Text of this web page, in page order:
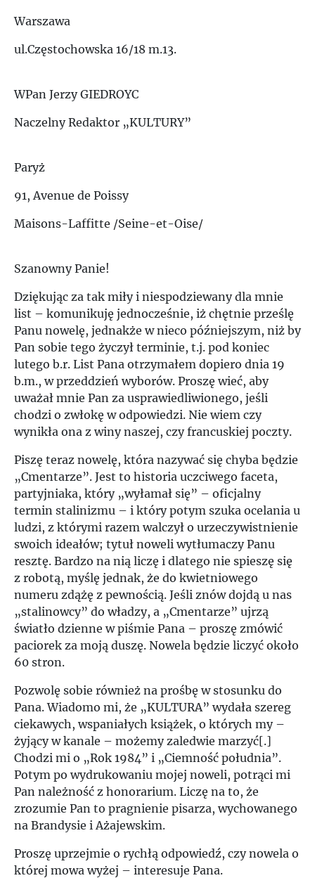
Warszawa
ul.Częstochowska 16/18 m.13.
WPan Jerzy GIEDROYC
Naczelny Redaktor „KULTURY”
Paryż
91, Avenue de Poissy
Maisons-Laffitte /Seine-et-Oise/
Szanowny Panie!
Dziękując za tak miły i niespodziewany dla mnie
list – komunikuję jednocześnie, iż chętnie prześlę
Panu nowelę, jednakże w nieco późniejszym, niż by
Pan sobie tego życzył terminie, t.j. pod koniec
lutego b.r. List Pana otrzymałem dopiero dnia 19
b.m., w przeddzień wyborów. Proszę wieć, aby
uważał mnie Pan za usprawiedliwionego, jeśli
chodzi o zwłokę w odpowiedzi. Nie wiem czy
wynikła ona z winy naszej, czy francuskiej poczty.
Piszę teraz nowelę, która nazywać się chyba będzie
„Cmentarze”. Jest to historia uczciwego faceta,
partyjniaka, który „wyłamał się” – oficjalny
termin stalinizmu – i który potym szuka ocelania u
ludzi, z którymi razem walczył o urzeczywistnienie
swoich ideałów; tytuł noweli wytłumaczy Panu
resztę. Bardzo na nią liczę i dlatego nie spieszę się
z robotą, myślę jednak, że do kwietniowego
numeru zdążę z pewnością. Jeśli znów dojdą u nas
„stalinowcy” do władzy, a „Cmentarze” ujrzą
światło dzienne w piśmie Pana – proszę zmówić
paciorek za moją duszę. Nowela będzie liczyć około
60 stron.
Pozwolę sobie również na prośbę w stosunku do
Pana. Wiadomo mi, że „KULTURA” wydała szereg
ciekawych, wspaniałych książek, o których my –
żyjący w kanale – możemy zaledwie marzyć[.]
Chodzi mi o „Rok 1984” i „Ciemność południa”.
Potym po wydrukowaniu mojej noweli, potrąci mi
Pan należność z honorarium. Liczę na to, że
zrozumie Pan to pragnienie pisarza, wychowanego
na Brandysie i Ażajewskim.
Proszę uprzejmie o rychłą odpowiedź, czy nowela o
której mowa wyżej – interesuje Pana.